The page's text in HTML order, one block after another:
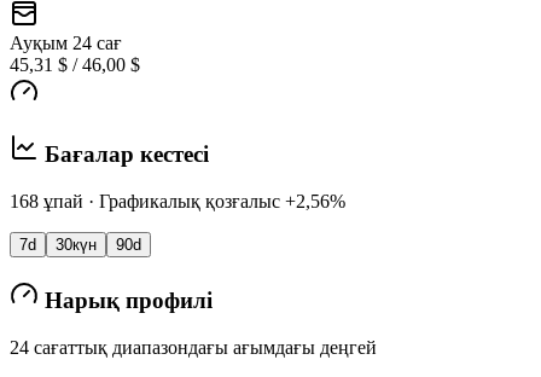
Ауқым 24 сағ
45,31 $ / 46,00 $
Бағалар кестесі
168 ұпай · Графикалық қозғалыс +2,56%
7d 30күн 90d
Нарық профилі
24 сағаттық диапазондағы ағымдағы деңгей